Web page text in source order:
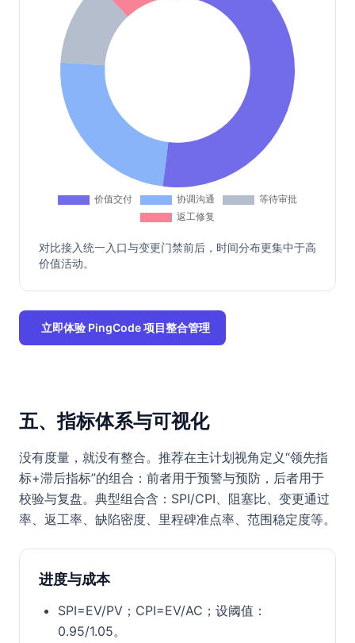
对比接入统一入口与变更门禁前后，时间分布更集中于高
价值活动。
立即体验 PingCode 项目整合管理
五、指标体系与可视化
没有度量，就没有整合。推荐在主计划视角定义“领先指
标+滞后指标”的组合：前者用于预警与预防，后者用于
校验与复盘。典型组合含：SPI/CPI、阻塞比、变更通过
率、返工率、缺陷密度、里程碑准点率、范围稳定度等。
进度与成本
SPI=EV/PV；CPI=EV/AC；设阈值：
0.95/1.05。